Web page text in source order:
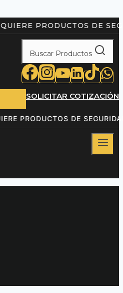
ADQUIERE PRODUCTOS
Buscar Productos
SOLICITAR COTIZACIÓN
ADQUIERE PRODUCTOS DE